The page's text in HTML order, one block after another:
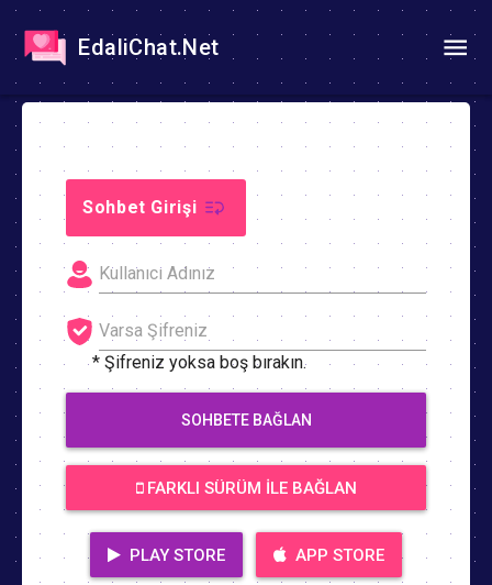
EdaliChat.Net
Sohbet Girişi
* Şifreniz yoksa boş bırakın.
SOHBETE BAĞLAN
FARKLI SÜRÜM İLE BAĞLAN
PLAY STORE APP STORE